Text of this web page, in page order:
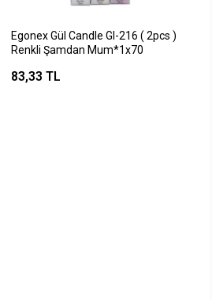
Egonex Gül Candle Gl-216 ( 2pcs )
Renkli Şamdan Mum*1x70
83,33 TL